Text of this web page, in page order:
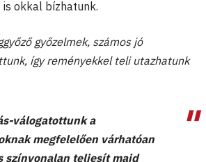
okkal bízhatunk.
győzelmek, számos jó
így reményekkel teli utazhatunk
válogatottunk a
megfelelően várhatóan
színvonalan teljesít majd